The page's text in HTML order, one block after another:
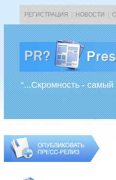
РЕГИСТРАЦИЯ НОВОСТИ
“...Скромность -